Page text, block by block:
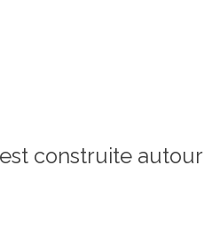
construite autour